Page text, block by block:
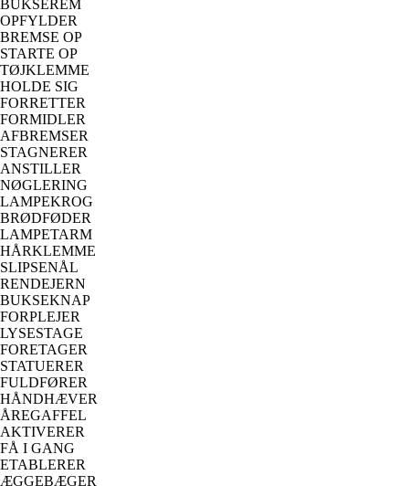
BUKSEREM
OPFYLDER
BREMSE OP
STARTE OP
TØJKLEMME
HOLDE SIG
FORRETTER
FORMIDLER
AFBREMSER
STAGNERER
ANSTILLER
NØGLERING
LAMPEKROG
BRØDFØDER
LAMPETARM
HÅRKLEMME
SLIPSENÅL
RENDEJERN
BUKSEKNAP
FORPLEJER
LYSESTAGE
FORETAGER
STATUERER
FULDFØRER
HÅNDHÆVER
ÅREGAFFEL
AKTIVERER
FÅ I GANG
ETABLERER
ÆGGEBÆGER